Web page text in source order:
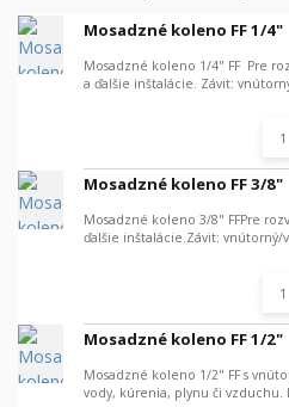
Mosadzné koleno FF 1/4"
Mosadzné koleno 1/4" FF Pre
a ďalšie inštalácie. Závit:
Mosadzné koleno FF 3/8"
Mosadzné koleno 3/8" FFPre
ďalšie inštalácie.Závit: vnútorný/
Mosadzné koleno FF 1/2"
Mosadzné koleno 1/2" FF s
vody, kúrenia, plynu či